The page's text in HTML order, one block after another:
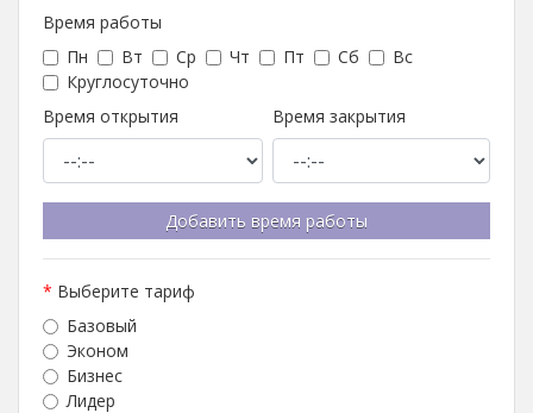
Время работы
Пн
Вт Ср Чт Пт Сб
Вс
Круглосуточно
Время открытия
Время закрытия
Добавить время работы
* Выберите тариф
Базовый
Эконом
Бизнес
Лидер